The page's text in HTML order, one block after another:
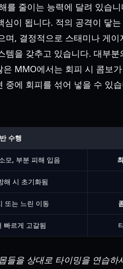
를 줄이는 능력에 달려 있습
심이 됩니다. 적의 공격이 닿
며, 결정적으로 스태미나 게
템을 갖추고 있습니다. 대부
MMO에서는 회피 시 콤보
중에 회피를 섞어 넣을 수 있
수행
모, 부분 피해 입음
해 시 초기화됨
또는 느린 이동
빠르게 고갈됨
들을 상대로 타이밍을 연습